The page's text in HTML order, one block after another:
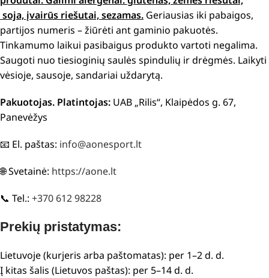
soja, įvairūs riešutai, sezamas. Geriausias iki pabaigos,
partijos numeris – žiūrėti ant gaminio pakuotės.
Tinkamumo laikui pasibaigus produkto vartoti negalima.
Saugoti nuo tiesioginių saulės spindulių ir drėgmės. Laikyti
vėsioje, sausoje, sandariai uždarytą.
Pakuotojas. Platintojas: UAB „Rilis“, Klaipėdos g. 67,
Panevėžys
📧 El. paštas: info@aonesport.lt
🌐 Svetainė: https://aone.lt
📞 Tel.: +370 612 98228
Prekių pristatymas:
Lietuvoje (kurjeris arba paštomatas): per 1–2 d. d.
Į kitas šalis (Lietuvos paštas): per 5–14 d. d.